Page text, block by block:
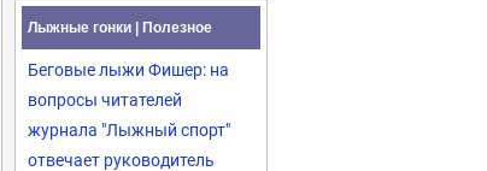
Лыжные гонки | Полезное
Беговые лыжи Фишер: на
вопросы читателей
журнала "Лыжный спорт"
отвечает руководитель